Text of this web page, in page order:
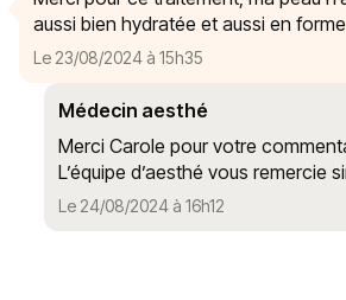
aussi bien hydratée et aussi en
Le 23/08/2024 à 15h35
Médecin aesthé
Merci Carole pour votre
L’équipe d’aesthé vous remercie
Le 24/08/2024 à 16h12